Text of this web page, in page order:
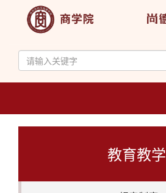
教育教学